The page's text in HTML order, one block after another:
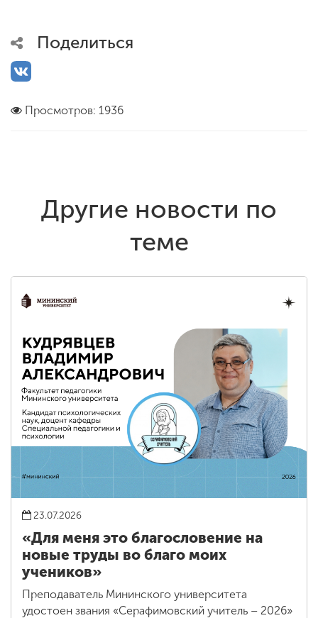
Поделиться
Просмотров: 1936
Другие новости по
теме
23.07.2026
«Для меня это благословение на
новые труды во благо моих
учеников»
Преподаватель Мининского университета
удостоен звания «Серафимовский учитель – 2026»